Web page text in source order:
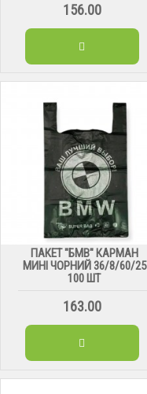
156.00
ПАКЕТ "БМВ" КАРМАН
МИНІ ЧОРНИЙ 36/8/60/25
100 ШТ
163.00